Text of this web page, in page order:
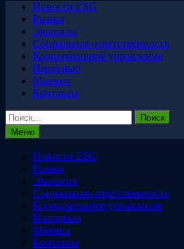
Новости ESG
Рынки
Экология
Социальная ответственность
Корпоративное управление
Интервью
Мнения
Контакты
Найти:
Меню
Новости ESG
Рынки
Экология
Социальная ответственность
Корпоративное управление
Интервью
Мнения
Контакты